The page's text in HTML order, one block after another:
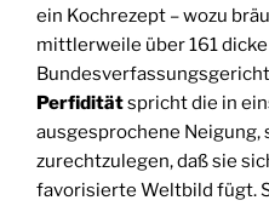
ein Kochrezept – wozu
mittlerweile über 161 dicke
Perfiditätspricht die in
ausgesprochene Neigung,
zurechtzulegen, daß sie
favorisierte Weltbild fügt.